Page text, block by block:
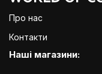
Про нас
Контакти
Наші магазини: